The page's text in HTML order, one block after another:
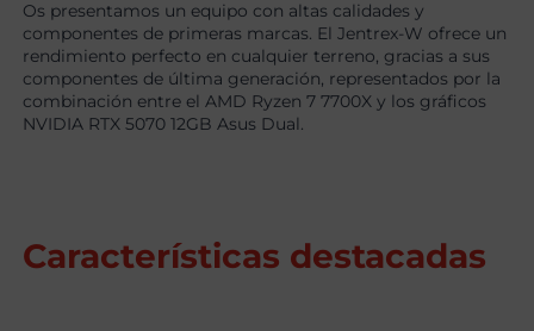
Os presentamos un equipo con altas calidades y
componentes de primeras marcas. El Jentrex-W ofrece un
rendimiento perfecto en cualquier terreno, gracias a sus
componentes de última generación, representados por la
combinación entre el AMD Ryzen 7 7700X y los gráficos
NVIDIA RTX 5070 12GB Asus Dual.
Características destacadas